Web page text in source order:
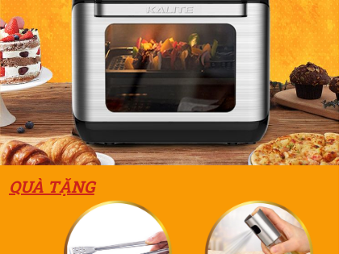
QUÀ TẶNG